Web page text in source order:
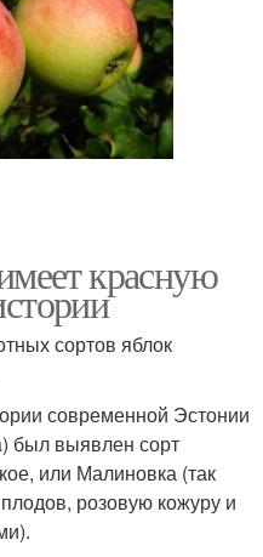
красную
сортов яблок
современной Эстонии
был выявлен сорт
или Малиновка (так
розовую кожуру и